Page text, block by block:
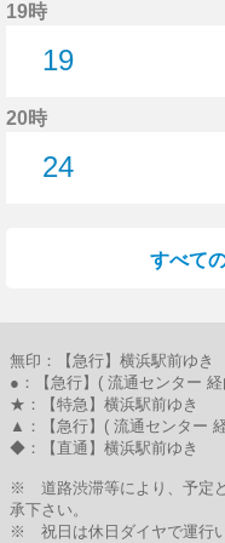
19時
19
20時
24
すべて
無印：【急行】横浜駅前ゆき
●：【急行】( 流通センター
★：【特急】横浜駅前ゆき
▲：【急行】( 流通センター
◆：【直通】横浜駅前ゆき
※ 道路渋滞等により、予定
承下さい。
※ 祝日は休日ダイヤで運行い